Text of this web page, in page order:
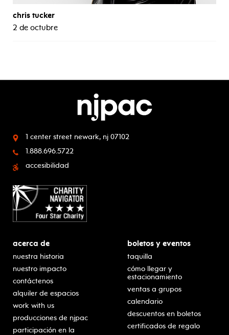
chris tucker
2 de octubre
1 center street newark, nj 07102
1.888.696.5722
accesibilidad
acerca de
nuestra historia
nuestro impacto
contáctenos
alquiler de espacios
work with us
producciones de njpac
participación en la
boletos y eventos
taquilla
cómo llegar y
estacionamiento
ventas a grupos
calendario
descuentos en boletos
certificados de regalo